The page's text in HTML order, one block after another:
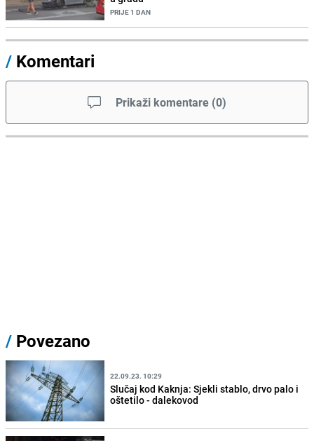
PRIJE 1 DAN
/ Komentari
Prikaži komentare (0)
/ Povezano
22.09.23. 10:29
Slučaj kod Kaknja: Sjekli stablo, drvo palo i
oštetilo - dalekovod